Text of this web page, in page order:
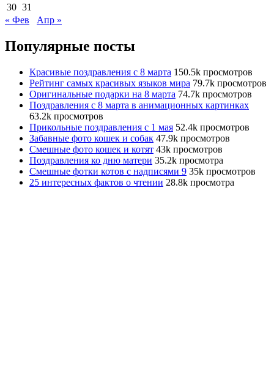
30 31
« Фев
Апр »
Популярные посты
Красивые поздравления с 8 марта 150.5k просмотров
Рейтинг самых красивых языков мира 79.7k просмотров
Оригинальные подарки на 8 марта 74.7k просмотров
Поздравления с 8 марта в анимационных картинках
63.2k просмотров
Прикольные поздравления с 1 мая 52.4k просмотров
Забавные фото кошек и собак 47.9k просмотров
Смешные фото кошек и котят 43k просмотров
Поздравления ко дню матери 35.2k просмотра
Смешные фотки котов с надписями 9 35k просмотров
25 интересных фактов о чтении 28.8k просмотра